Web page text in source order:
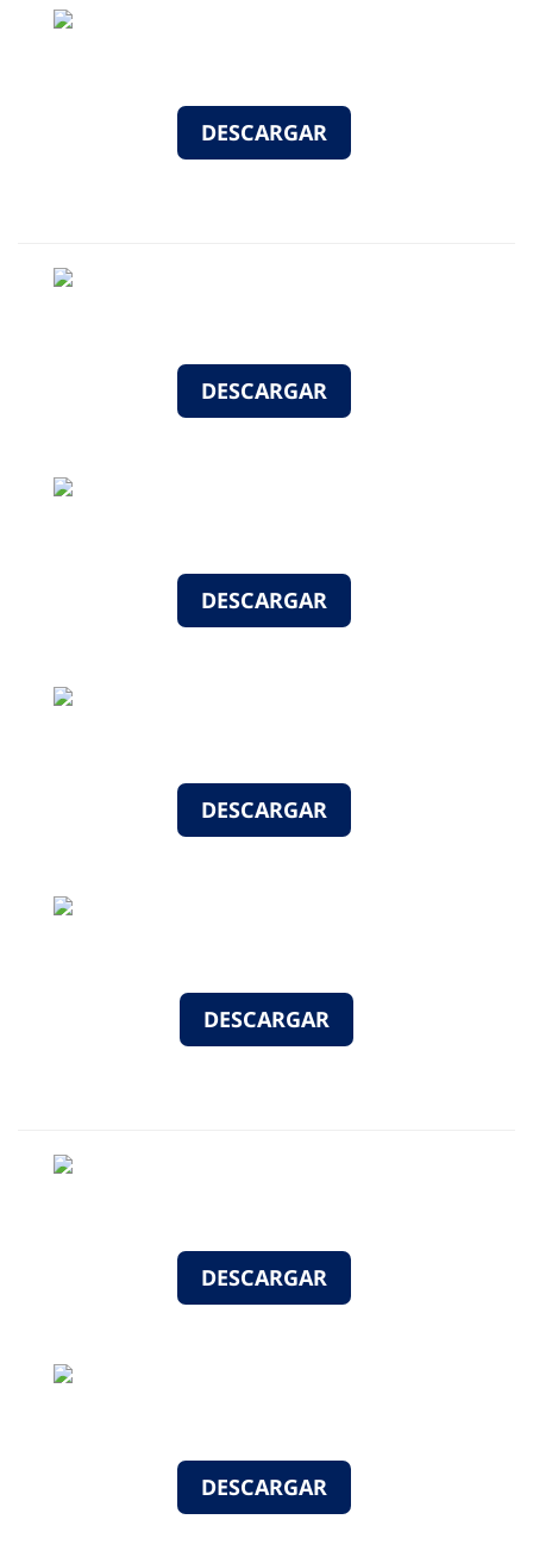
DESCARGAR
DESCARGAR
DESCARGAR
DESCARGAR
DESCARGAR
DESCARGAR
DESCARGAR